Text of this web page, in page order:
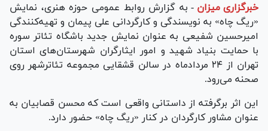
خبرگزاری میزان - به گزارش روابط عمومی حوزه هنری، نمایش
«ریگ چاه» به نویسندگی و کارگردانی علی پیمان و تهیه‌کنندگی
امیرحسین شفیعی به عنوان نمایش جدید باشگاه تئاتر سوره
با حمایت بنیاد شهید و امور ایثارگران شهرستان‌های استان
تهران از ۲۴ مردادماه در سالن قشقایی مجموعه تئاترشهر روی
صحنه می‌رود.
این اثر برگرفته از داستانی واقعی است که محسن قصابیان به
عنوان مشاور کارگردان در کنار «ریگ چاه» حضور دارد.